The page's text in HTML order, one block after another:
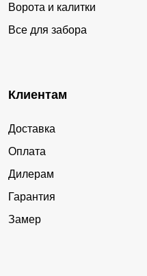
Ворота и калитки
Все для забора
Клиентам
Доставка
Оплата
Дилерам
Гарантия
Замер